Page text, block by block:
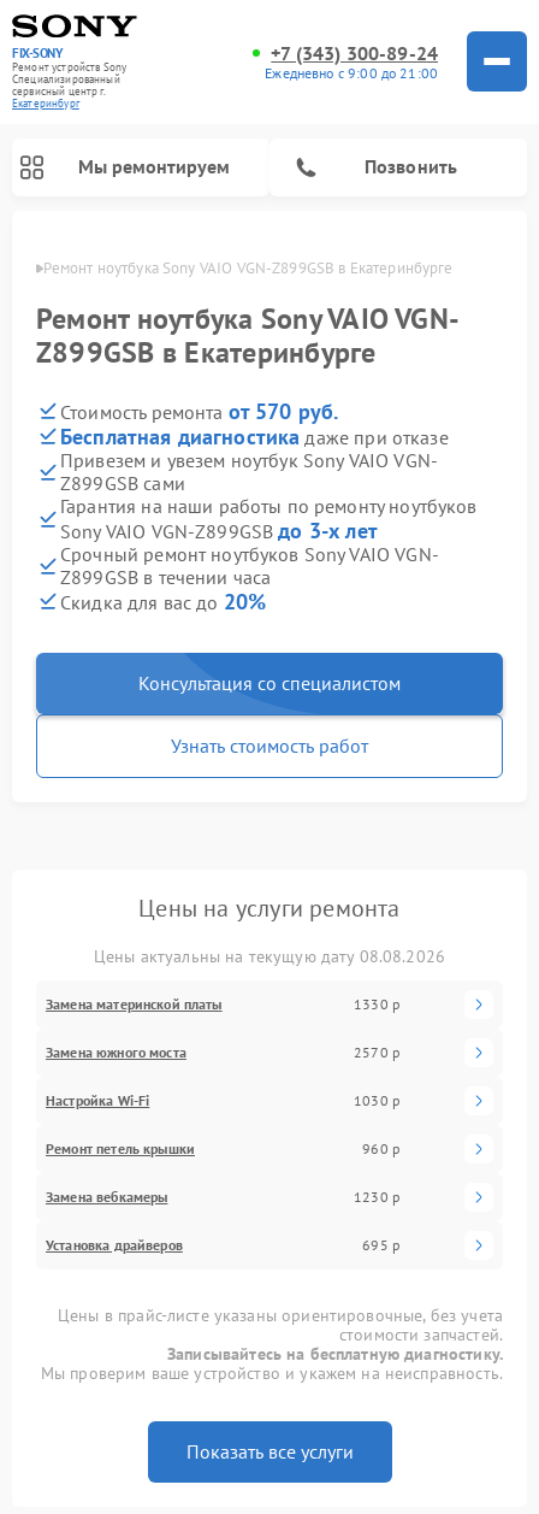
FIX-SONY
Ремонт устройств Sony
Специализированный
cервисный центр г.
Екатеринбург
+7 (343) 300-89-24
Ежедневно с 9:00 до 21:00
Мы ремонтируем Позвонить
Ремонт ноутбука Sony VAIO VGN-Z899GSB в Екатеринбурге
Ремонт ноутбука Sony VAIO VGN-
Z899GSB в Екатеринбурге
Стоимость ремонта от 570 руб.
Бесплатная диагностика даже при отказе
Привезем и увезем ноутбук Sony VAIO VGN-
Z899GSB сами
Гарантия на наши работы по ремонту ноутбуков
Sony VAIO VGN-Z899GSBдо 3-х лет
Срочный ремонт ноутбуков Sony VAIO VGN-
Z899GSB в течении часа
Скидка для вас до 20%
Консультация со специалистом
Узнать стоимость работ
Цены на услуги ремонта
Цены актуальны на текущую дату 08.08.2026
Замена материнской платы 1330 р
Замена южного моста 2570 р
Настройка Wi-Fi 1030 р
Ремонт петель крышки 960 р
Замена вебкамеры 1230 р
Установка драйверов 695 р
Цены в прайс-листе указаны ориентировочные, без учета
стоимости запчастей.
Записывайтесь на бесплатную диагностику.
Мы проверим ваше устройство и укажем на неисправность.
Показать все услуги